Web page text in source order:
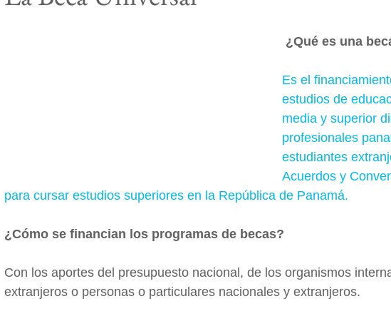
¿Qué es una
Es el
estudios de
media y superior
profesionales
estudiantes
Acuerdos y
para cursar estudios superiores en la República de Panamá.
¿Cómo se financian los programas de becas?
Con los aportes del presupuesto nacional, de los organismos
extranjeros o personas o particulares nacionales y extranjeros.